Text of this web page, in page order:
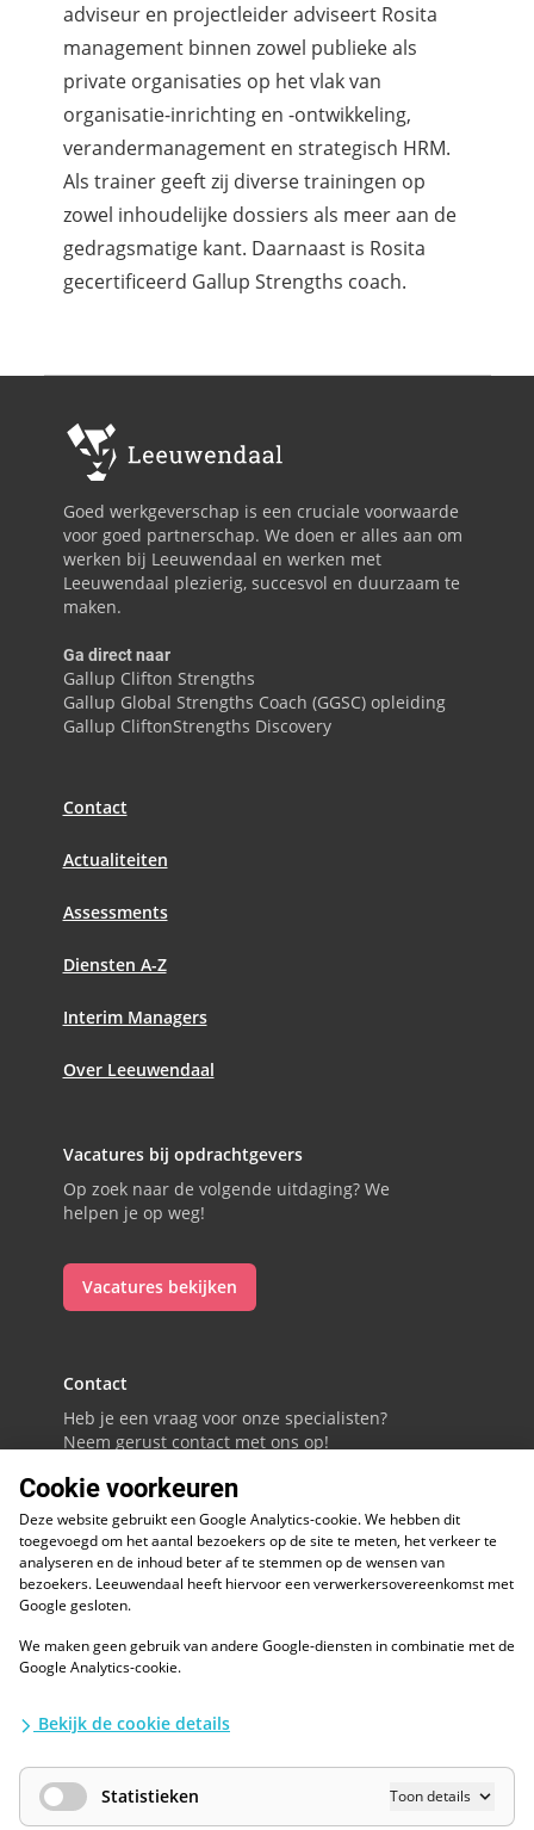
adviseur en projectleider adviseert Rosita
management binnen zowel publieke als
private organisaties op het vlak van
organisatie-inrichting en -ontwikkeling,
verandermanagement en strategisch HRM.
Als trainer geeft zij diverse trainingen op
zowel inhoudelijke dossiers als meer aan de
gedragsmatige kant. Daarnaast is Rosita
gecertificeerd Gallup Strengths coach.
Goed werkgeverschap is een cruciale voorwaarde
voor goed partnerschap. We doen er alles aan om
werken bij Leeuwendaal en werken met
Leeuwendaal plezierig, succesvol en duurzaam te
maken.
Ga direct naar
Gallup Clifton Strengths
Gallup Global Strengths Coach (GGSC) opleiding
Gallup CliftonStrengths Discovery
Contact
Actualiteiten
Assessments
Diensten A-Z
Interim Managers
Over Leeuwendaal
Contact
Heb je een vraag voor onze specialisten?
Neem gerust contact met ons op!
088 - 0086800
Volg ons op LinkedIn
Vacatures bij opdrachtgevers
Op zoek naar de volgende uitdaging? We
helpen je op weg!
Vacatures bekijken
ESG
Diversiteit en inclusie
Algemene voorwaarden
Waarborgen privacy en informatiebeveiliging
AI / LLM
Privacybescherming
Cookie voorkeuren
Deze website gebruikt een Google Analytics-cookie. We hebben dit
toegevoegd om het aantal bezoekers op de site te meten, het verkeer te
analyseren en de inhoud beter af te stemmen op de wensen van
bezoekers. Leeuwendaal heeft hiervoor een verwerkersovereenkomst met
Google gesloten.
We maken geen gebruik van andere Google-diensten in combinatie met de
Google Analytics-cookie.
Bekijk de cookie details
Statistieken Toon details